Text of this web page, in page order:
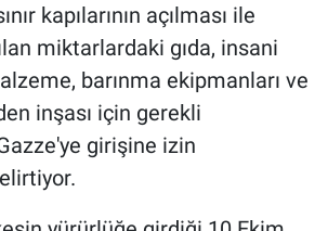
kapılarının açılması ile
miktarlardaki gıda, insani
barınma ekipmanları ve
inşası için gerekli
girişine izin